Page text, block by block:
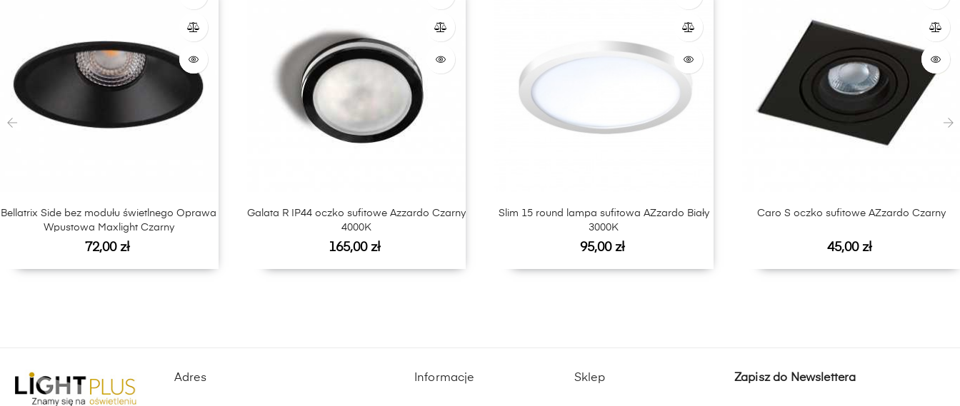
Bellatrix Side bez modułu świetlnego Oprawa
Wpustowa Maxlight Czarny
Cena
72,00 zł
Galata R IP44 oczko sufitowe Azzardo Czarny
4000K
Cena
165,00 zł
Slim 15 round lampa sufitowa AZzardo Biały
3000K
Cena
95,00 zł
Caro S oczko sufitowe AZzardo Czarny
Cena
45,00 zł
Adres Informacje Sklep Zapisz do Newslettera